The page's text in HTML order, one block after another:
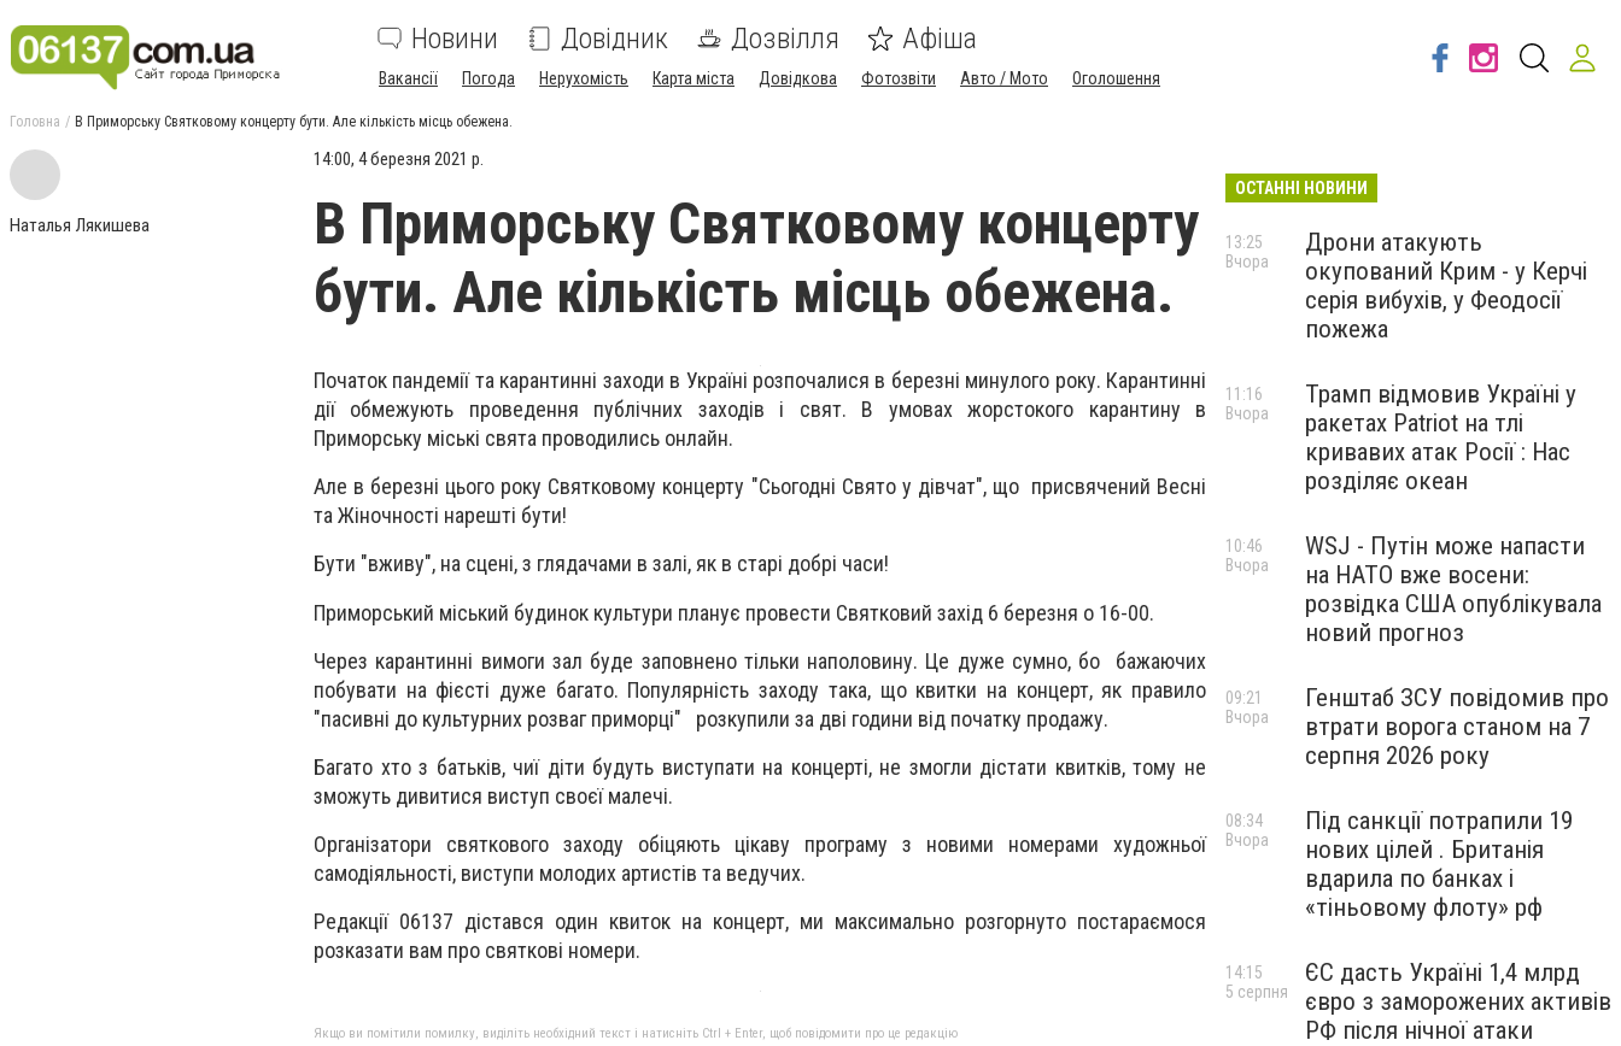
Новини Довідник Дозвілля Афіша
Вакансії Погода Нерухомість Карта міста Довідкова Фотозвіти Авто / Мото Оголошення
Головна В Приморську Святковому концерту бути. Але кількість місць обежена.
Наталья Лякишева
14:00, 4 березня 2021 р.
В Приморську Святковому концерту
бути. Але кількість місць обежена.
Початок пандемії та карантинні заходи в Україні розпочалися в березні минулого року. Карантинні
дії обмежують проведення публічних заходів і свят. В умовах жорстокого карантину в
Приморську міські свята проводились онлайн.
Але в березні цього року Святковому концерту "Сьогодні Свято у дівчат", що присвячений Весні
та Жіночності нарешті бути!
Бути "вживу", на сцені, з глядачами в залі, як в старі добрі часи!
Приморський міський будинок культури планує провести Святковий захід 6 березня о 16-00.
Через карантинні вимоги зал буде заповнено тільки наполовину. Це дуже сумно, бо бажаючих
побувати на фієсті дуже багато. Популярність заходу така, що квитки на концерт, як правило
"пасивні до культурних розваг приморці" розкупили за дві години від початку продажу.
Багато хто з батьків, чиї діти будуть виступати на концерті, не змогли дістати квитків, тому не
зможуть дивитися виступ своєї малечі.
Організатори святкового заходу обіцяють цікаву програму з новими номерами художньої
самодіяльності, виступи молодих артистів та ведучих.
Редакції 06137 дістався один квиток на концерт, ми максимально розгорнуто постараємося
розказати вам про святкові номери.
Якщо ви помітили помилку, виділіть необхідний текст і натисніть Ctrl + Enter, щоб повідомити про це редакцію
ОСТАННІ НОВИНИ
Дрони атакують
окупований Крим - у Керчі
серія вибухів, у Феодосії
пожежа
13:25
Вчора
Трамп відмовив Україні у
ракетах Patriot на тлі
кривавих атак Росії : Нас
розділяє океан
11:16
Вчора
WSJ - Путін може напасти
на НАТО вже восени:
розвідка США опублікувала
новий прогноз
10:46
Вчора
Генштаб ЗСУ повідомив про
втрати ворога станом на 7
серпня 2026 року
09:21
Вчора
Під санкції потрапили 19
нових цілей . Британія
вдарила по банках і
«тіньовому флоту» рф
08:34
Вчора
ЄС дасть Україні 1,4 млрд
євро з заморожених активів
РФ після нічної атаки
14:15
5 серпня